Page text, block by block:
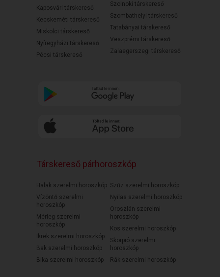
Kaposvári társkereső
Kecskeméti társkereső
Miskolci társkereső
Nyíregyházi társkereső
Pécsi társkereső
Szolnoki társkereső
Szombathelyi társkereső
Tatabányai társkereső
Veszprémi társkereső
Zalaegerszegi társkereső
Társkereső párhoroszkóp
Halak szerelmi horoszkóp
Vízöntő szerelmi
horoszkóp
Mérleg szerelmi
horoszkóp
Ikrek szerelmi horoszkóp
Bak szerelmi horoszkóp
Bika szerelmi horoszkóp
Szűz szerelmi horoszkóp
Nyilas szerelmi horoszkóp
Oroszlán szerelmi
horoszkóp
Kos szerelmi horoszkóp
Skorpió szerelmi
horoszkóp
Rák szerelmi horoszkóp